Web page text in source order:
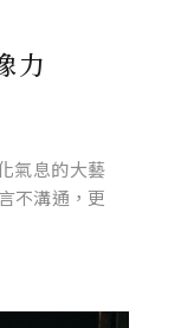
力
氣息的大藝
不溝通，更